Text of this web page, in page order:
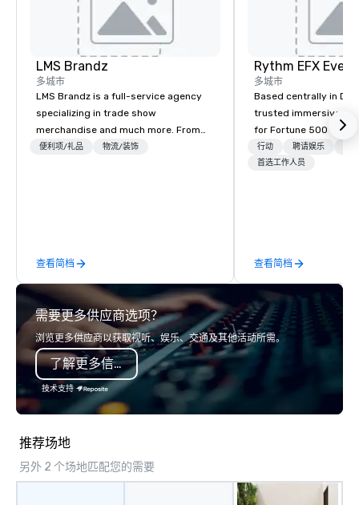
LMS Brandz
多城市
LMS Brandz is a full-service agency
specializing in trade show
merchandise and much more. From
booth giveaways and branded apparel
years of industry experience and
commitment to exceptional customer
service set us apart. We deliver
smart, reliable solutions designed to
make the end-user experience
seamless from start to finish. We are
also a certified WOSB.
便利项/礼品 物流/装饰
查看简档
多城市
Based centrally in
trusted immersive
for Fortune 500
2012. We deliver stunning premium AV
and in-house custom
back because we
effortless, making
brilliant with stunning
leadership loves.
行动 聘请娱乐
首选工作人员
查看简档
需要更多供应商选项？
浏览更多供应商以获取视听、娱乐、交通及其他活动所需。
了解更多信息
技术支持
推荐场地
另外 2 个场地匹配您的需要